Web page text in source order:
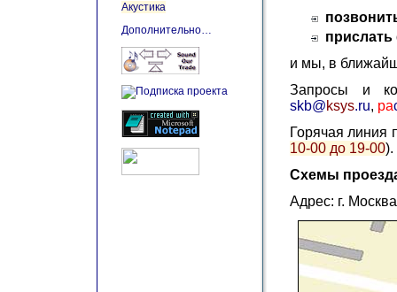
Акустика
Дополнительно…
и мы, в
Запросы и
skb@ksys.ru, pa
Горячая линия
10-00 до 19-00).
Схемы
Адрес: г.